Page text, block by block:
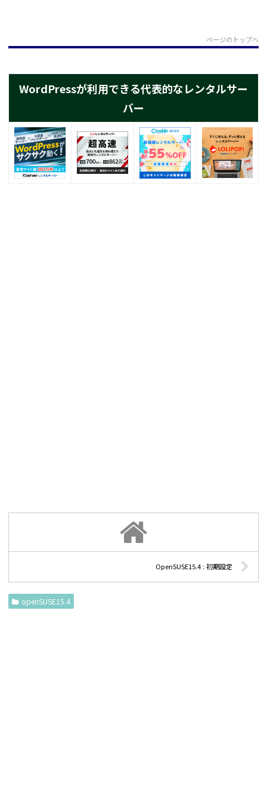
ページのトップへ
WordPressが利用できる代表的なレンタルサー
バー
OpenSUSE15.4 : 初期設定
openSUSE15.4